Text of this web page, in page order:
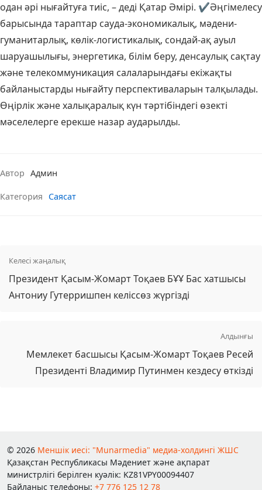
одан әрі нығайтуға тиіс, – деді Қатар Әмірі. ✔️Әңгімелесу
барысында тараптар сауда-экономикалық, мәдени-
гуманитарлық, көлік-логистикалық, сондай-ақ ауыл
шаруашылығы, энергетика, білім беру, денсаулық сақтау
және телекоммуникация салаларындағы екіжақты
байланыстарды нығайту перспективаларын талқылады.
Өңірлік және халықаралық күн тәртібіндегі өзекті
мәселелерге ерекше назар аударылды.
Автор Админ
Категория Саясат
Келесі жаңалық
Президент Қасым-Жомарт Тоқаев БҰҰ Бас хатшысы
Антониу Гутерришпен келіссөз жүргізді
Алдынғы
Мемлекет басшысы Қасым-Жомарт Тоқаев Ресей
Президенті Владимир Путинмен кездесу өткізді
© 2026 Меншік иесі: "Munarmedia" медиа-холдингі ЖШС
Қазақстан Республикасы Мәдениет және ақпарат
министрлігі берілген куәлік: KZ81VPY00094407
Байланыс телефоны: +7 776 125 12 78